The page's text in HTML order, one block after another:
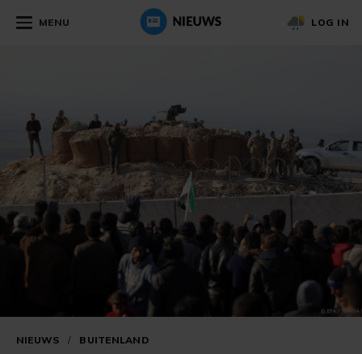
MENU LOG IN
NIEUWS / BUITENLAND